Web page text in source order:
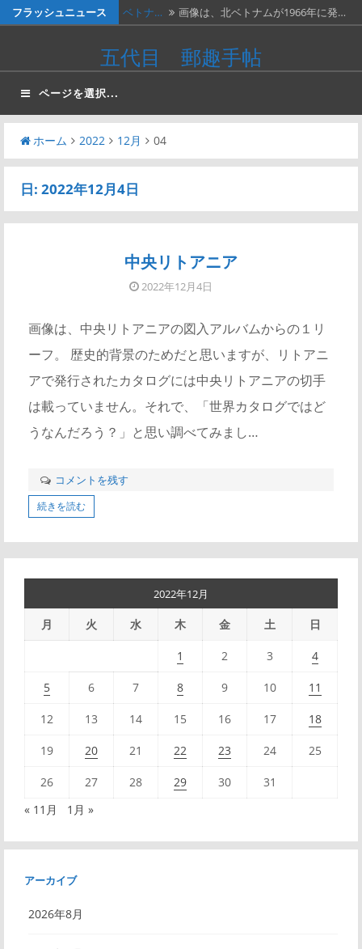
へ
キ
プ
フラッシュニュース ベトナ… 画像は、北ベトナムが1966年に発…
画像は、1990年代初頭に作ったリ…
ネパー… 画像は1967年に撮影された、ネパ…
画…
かつお…
…
五代目 郵趣手帖
ページを選択...
ホーム 2022 12月 04
日: 2022年12月4日
中央リトアニア
2022年12月4日
画像は、中央リトアニアの図入アルバムからの１リ
ーフ。 歴史的背景のためだと思いますが、リトアニ
アで発行されたカタログには中央リトアニアの切手
は載っていません。それで、「世界カタログではど
うなんだろう？」と思い調べてみまし…
コメントを残す
続きを読む
2022年12月
月 火 水 木 金 土 日
1 2 3 4
5 6 7 8 9 10 11
12 13 14 15 16 17 18
19 20 21 22 23 24 25
26 27 28 29 30
31
« 11月
1月 »
アーカイブ
2026年8月